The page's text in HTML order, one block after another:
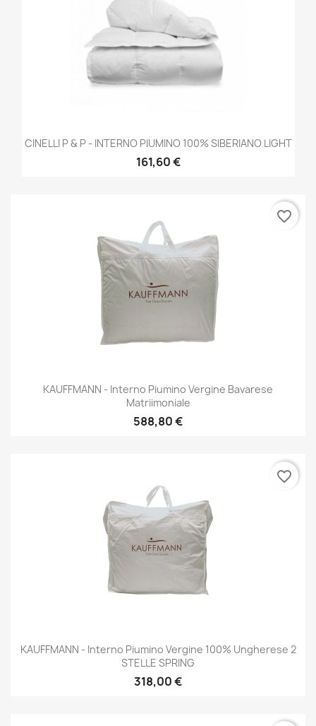
CINELLI P & P - INTERNO PIUMINO 100% SIBERIANO LIGHT
161,60 €
KAUFFMANN - Interno Piumino Vergine Bavarese
Matriimoniale
588,80 €
favorite_border
KAUFFMANN - Interno Piumino Vergine 100% Ungherese 2
STELLE SPRING
318,00 €
favorite_border